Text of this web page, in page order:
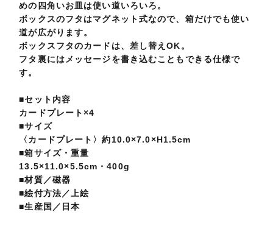
めの四角いお皿は使い道いろいろ。
ボックスのフタはマグネット式なので、箱だけでも使い
道が広がります。
ボックスフタのカードは、差し替えOK。
フタ裏にはメッセージを書き込むこともできる仕様で
す。
■セット内容
カードプレート×4
■サイズ
〈カードプレート〉約10.0×7.0×H1.5cm
■箱サイズ・重量
13.5×11.0×5.5cm・400g
■材質／磁器
■絵付方法／上絵
■生産国／日本